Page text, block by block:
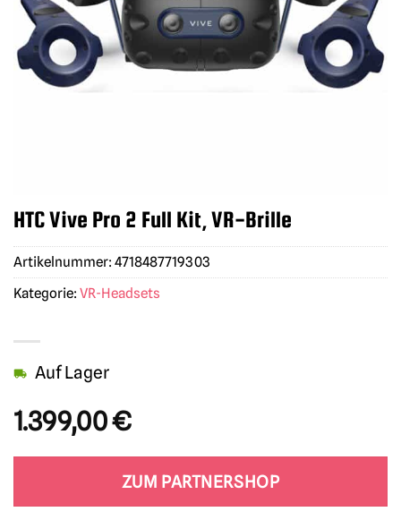
HTC Vive Pro 2 Full Kit, VR-Brille
1.399,00€
Auf Lager
ZUM PARTNERSHOP
Artikelnummer: 4718487719303
Kategorie: VR-Headsets